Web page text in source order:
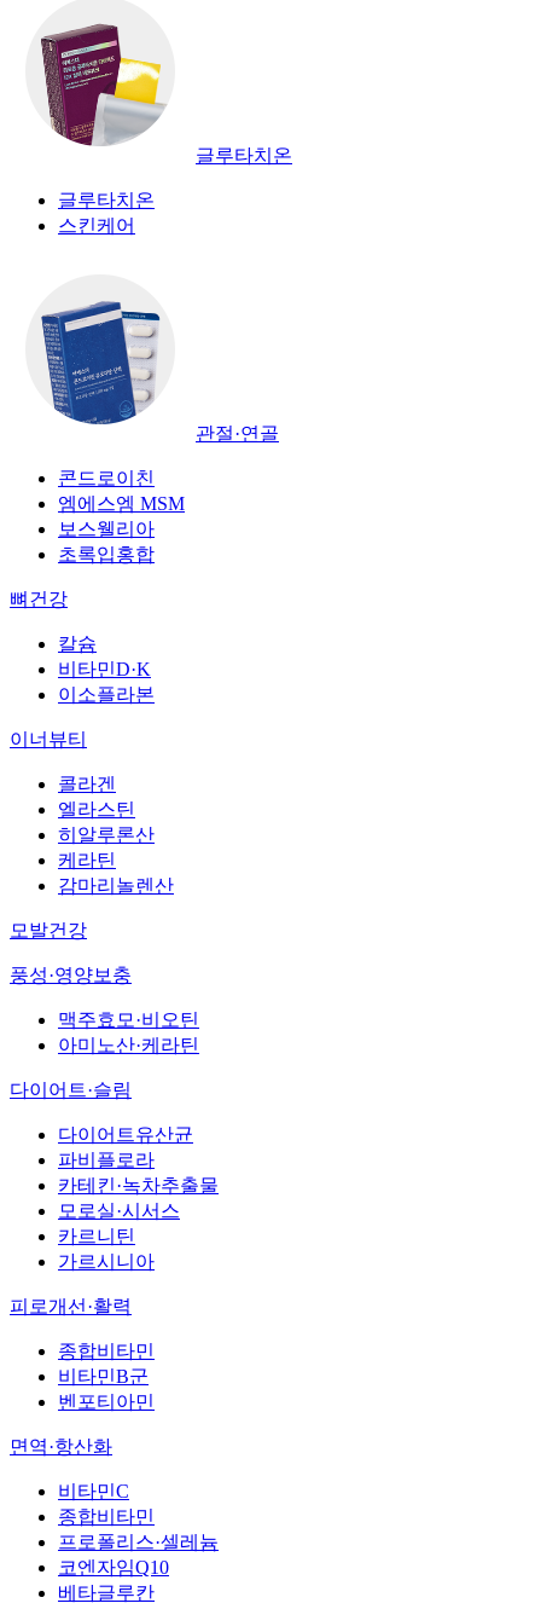
글루타치온
글루타치온
스킨케어
관절·연골
콘드로이친
엠에스엠 MSM
보스웰리아
초록입홍합
뼈건강
칼슘
비타민D·K
이소플라본
이너뷰티
콜라겐
엘라스틴
히알루론산
케라틴
감마리놀렌산
모발건강
풍성·영양보충
맥주효모·비오틴
아미노산·케라틴
다이어트·슬림
다이어트유산균
파비플로라
카테킨·녹차추출물
모로실·시서스
카르니틴
가르시니아
피로개선·활력
종합비타민
비타민B군
벤포티아민
면역·항산화
비타민C
종합비타민
프로폴리스·셀레늄
코엔자임Q10
베타글루칸